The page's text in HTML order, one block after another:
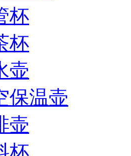
杯
杯
壶
保温壶
壶